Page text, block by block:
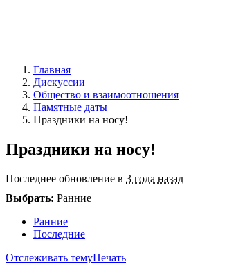
Главная
Дискуссии
Общество и взаимоотношения
Памятные даты
Праздники на носу!
Праздники на носу!
Последнее обновление в 3 года назад
Выбрать: Ранние
Ранние
Последние
Отслеживать темуПечать